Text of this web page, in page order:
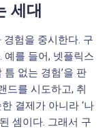
세대
험을 중시한다. 구
예를 들어, 넷플릭스
없는 경험’을 판
드를 시도하고, 취
결제가 아니라 ‘나
셈이다. 그래서 구